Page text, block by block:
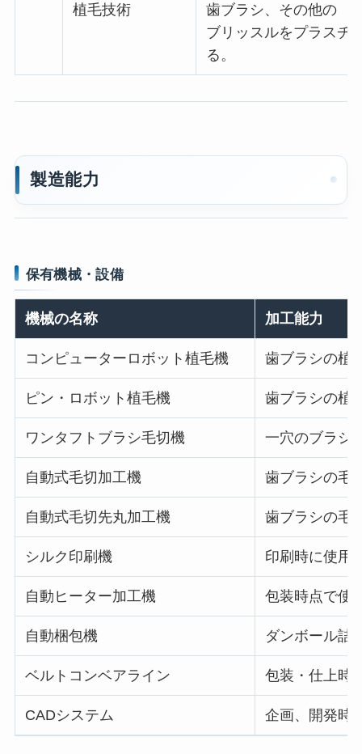
植毛技術
歯ブラシ、その他の
ブリッスルをプラスチ
る。
製造能力
保有機械・設備
機械の名称 加工能力
コンピューターロボット植毛機 歯ブラシの植
ピン・ロボット植毛機 歯ブラシの植
ワンタフトブラシ毛切機 一穴のブラシ
自動式毛切加工機 歯ブラシの毛
自動式毛切先丸加工機 歯ブラシの毛
シルク印刷機 印刷時に使用
自動ヒーター加工機 包装時点で使
自動梱包機 ダンボール詰
ベルトコンベアライン 包装・仕上
CADシステム 企画、開発時